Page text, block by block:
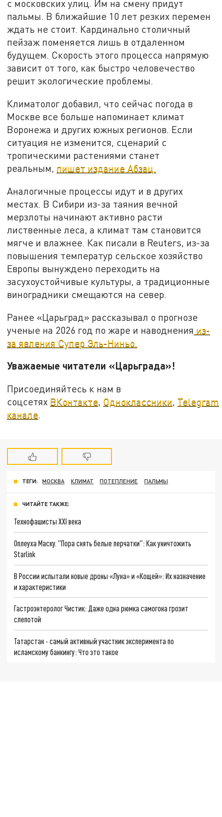
с московских улиц. Им на смену придут
пальмы. В ближайшие 10 лет резких перемен
ждать не стоит. Кардинально столичный
пейзаж поменяется лишь в отдаленном
будущем. Скорость этого процесса напрямую
зависит от того, как быстро человечество
решит экологические проблемы.
Климатолог добавил, что сейчас погода в
Москве все больше напоминает климат
Воронежа и других южных регионов. Если
ситуация не изменится, сценарий с
тропическими растениями станет
реальным, пишет издание Абзац.
Аналогичные процессы идут и в других
местах. В Сибири из-за таяния вечной
мерзлоты начинают активно расти
лиственные леса, а климат там становится
мягче и влажнее. Как писали в Reuters, из-за
повышения температур сельское хозяйство
Европы вынуждено переходить на
засухоустойчивые культуры, а традиционные
виноградники смещаются на север.
Ранее «Царьград» рассказывал о прогнозе
ученые на 2026 год по жаре и наводнения из-
за явления Супер Эль-Ниньо.
Уважаемые читатели «Царьграда»!
Присоединяйтесь к нам в
соцсетях ВКонтакте, Одноклассники, Telegram
канале.
ТЕГИ: МОСКВА КЛИМАТ ПОТЕПЛЕНИЕ ПАЛЬМЫ
ЧИТАЙТЕ ТАКЖЕ:
Технофашисты XXI века
Оплеуха Маску. "Пора снять белые перчатки": Как уничтожить
Starlink
В России испытали новые дроны «Луна» и «Кощей»: Их назначение
и характеристики
Гастроэнтеролог Чистик: Даже одна рюмка самогона грозит
слепотой
Татарстан - самый активный участник эксперимента по
исламскому банкингу: Что это такое